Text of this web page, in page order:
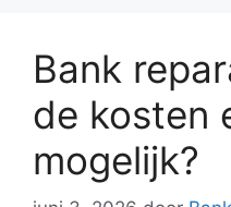
Bank
de kosten
mogelijk?